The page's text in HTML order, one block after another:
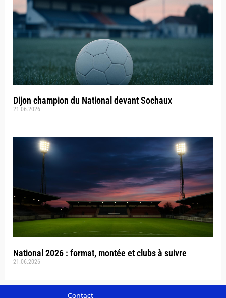
Dijon champion du National devant Sochaux
21.06.2026
National 2026 : format, montée et clubs à suivre
21.06.2026
Contact